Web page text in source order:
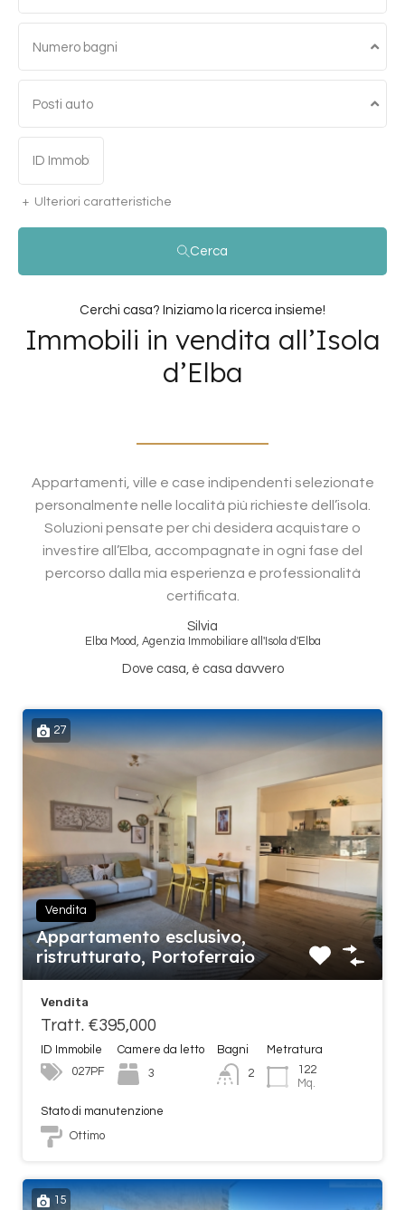
Numero bagni
Posti auto
Ulteriori caratteristiche
Cerca
Cerchi casa? Iniziamo la ricerca insieme!
Immobili in vendita all’Isola
d’Elba
Appartamenti, ville e case indipendenti selezionate
personalmente nelle località più richieste dell’isola.
Soluzioni pensate per chi desidera acquistare o
investire all’Elba, accompagnate in ogni fase del
percorso dalla mia esperienza e professionalità
certificata.
Silvia
Elba Mood, Agenzia Immobiliare all'Isola d'Elba
Dove casa, è casa davvero
27
Vendita
Appartamento esclusivo,
ristrutturato, Portoferraio
Vendita
Tratt. €395,000
ID Immobile
027PF
Camere da letto
3
Bagni
2
Metratura
122
Mq.
Stato di manutenzione
Ottimo
15